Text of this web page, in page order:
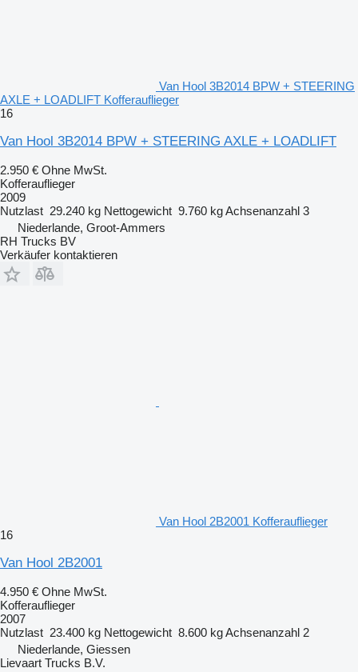
Van Hool 3B2014 BPW + STEERING
AXLE + LOADLIFT Kofferauflieger
16
Van Hool 3B2014 BPW + STEERING AXLE + LOADLIFT
2.950 € Ohne MwSt.
Kofferauflieger
2009
Nutzlast 29.240 kg Nettogewicht 9.760 kgAchsenanzahl 3
Niederlande, Groot-Ammers
RH Trucks BV
Verkäufer kontaktieren
Van Hool 2B2001 Kofferauflieger
16
Van Hool 2B2001
4.950 € Ohne MwSt.
Kofferauflieger
2007
Nutzlast 23.400 kg Nettogewicht 8.600 kgAchsenanzahl 2
Niederlande, Giessen
Lievaart Trucks B.V.